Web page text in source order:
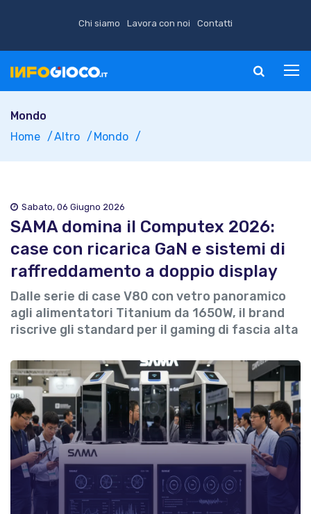
Chi siamo Lavora con noi Contatti
Mondo
Home
Altro Mondo
Sabato, 06 Giugno 2026
SAMA domina il Computex 2026:
case con ricarica GaN e sistemi di
raffreddamento a doppio display
Dalle serie di case V80 con vetro panoramico
agli alimentatori Titanium da 1650W, il brand
riscrive gli standard per il gaming di fascia alta